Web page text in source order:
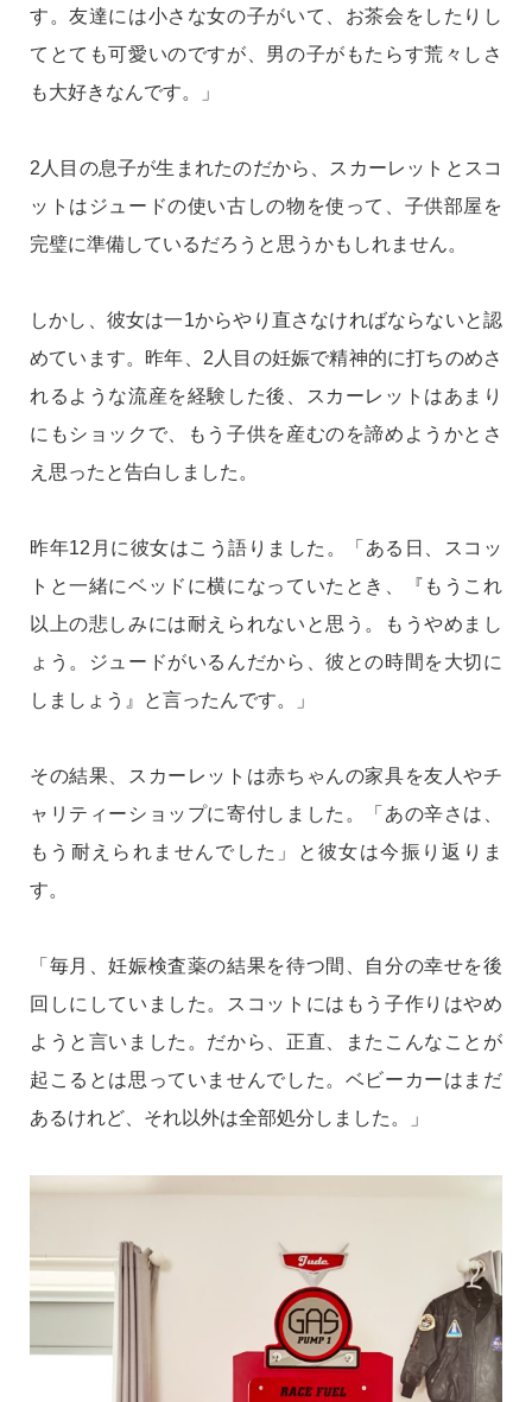
す。友達には小さな女の子がいて、お茶会をしたりし
てとても可愛いのですが、男の子がもたらす荒々しさ
も大好きなんです。」
2人目の息子が生まれたのだから、スカーレットとスコ
ットはジュードの使い古しの物を使って、子供部屋を
完璧に準備しているだろうと思うかもしれません。
しかし、彼女は一1からやり直さなければならないと認
めています。昨年、2人目の妊娠で精神的に打ちのめさ
れるような流産を経験した後、スカーレットはあまり
にもショックで、もう子供を産むのを諦めようかとさ
え思ったと告白しました。
昨年12月に彼女はこう語りました。「ある日、スコッ
トと一緒にベッドに横になっていたとき、『もうこれ
以上の悲しみには耐えられないと思う。もうやめまし
ょう。ジュードがいるんだから、彼との時間を大切に
しましょう』と言ったんです。」
その結果、スカーレットは赤ちゃんの家具を友人やチ
ャリティーショップに寄付しました。「あの辛さは、
もう耐えられませんでした」と彼女は今振り返りま
す。
「毎月、妊娠検査薬の結果を待つ間、自分の幸せを後
回しにしていました。スコットにはもう子作りはやめ
ようと言いました。だから、正直、またこんなことが
起こるとは思っていませんでした。ベビーカーはまだ
あるけれど、それ以外は全部処分しました。」